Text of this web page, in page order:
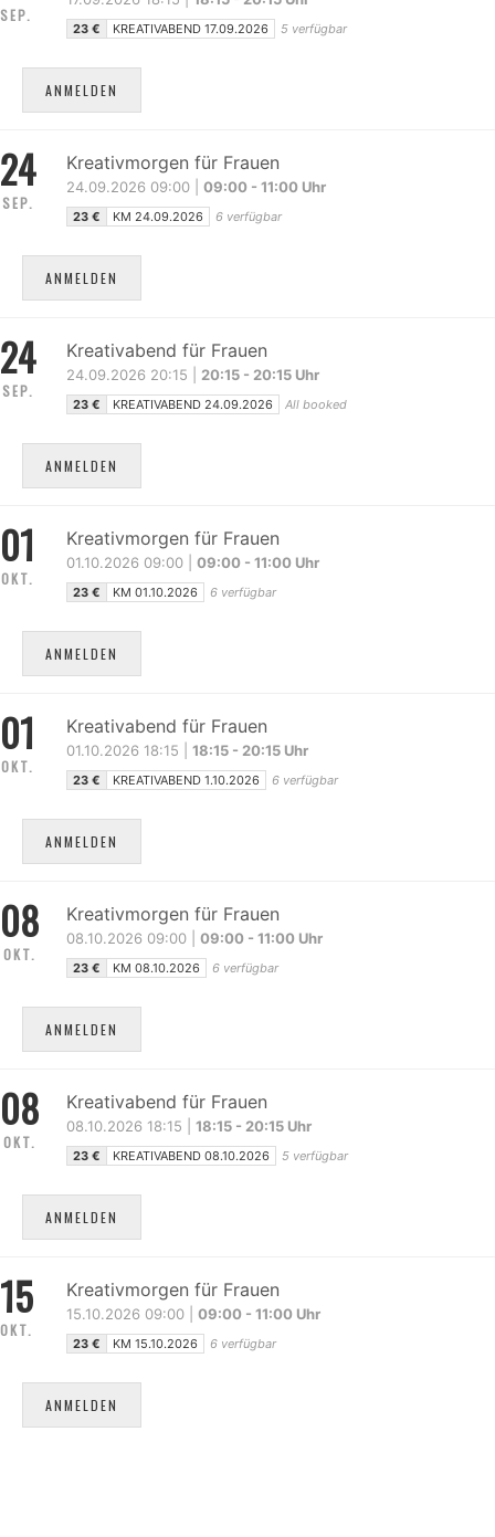
SEP.
23 € KREATIVABEND 17.09.2026 5 verfügbar
ANMELDEN
24
SEP.
Kreativmorgen für Frauen
24.09.2026 09:00 | 09:00 - 11:00 Uhr
23 € KM 24.09.2026 6 verfügbar
ANMELDEN
24
SEP.
Kreativabend für Frauen
24.09.2026 20:15 | 20:15 - 20:15 Uhr
23 € KREATIVABEND 24.09.2026 All booked
ANMELDEN
01
OKT.
Kreativmorgen für Frauen
01.10.2026 09:00 | 09:00 - 11:00 Uhr
23 € KM 01.10.2026 6 verfügbar
ANMELDEN
01
OKT.
Kreativabend für Frauen
01.10.2026 18:15 | 18:15 - 20:15 Uhr
23 € KREATIVABEND 1.10.2026 6 verfügbar
ANMELDEN
08
OKT.
Kreativmorgen für Frauen
08.10.2026 09:00 | 09:00 - 11:00 Uhr
23 € KM 08.10.2026 6 verfügbar
ANMELDEN
08
OKT.
Kreativabend für Frauen
08.10.2026 18:15 | 18:15 - 20:15 Uhr
23 € KREATIVABEND 08.10.2026 5 verfügbar
ANMELDEN
15
OKT.
Kreativmorgen für Frauen
15.10.2026 09:00 | 09:00 - 11:00 Uhr
23 € KM 15.10.2026 6 verfügbar
ANMELDEN